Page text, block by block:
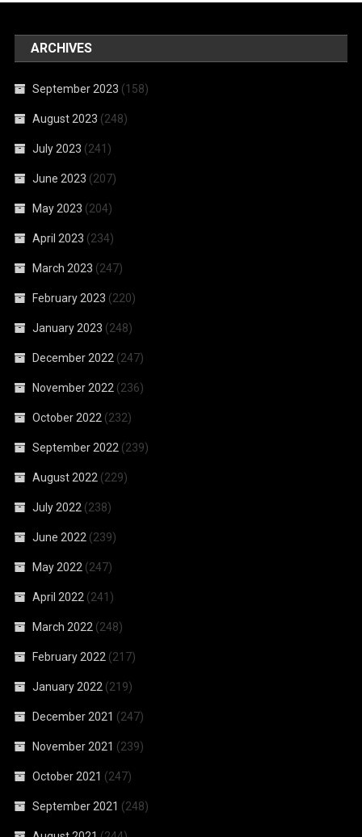
ARCHIVES
September 2023 (158)
August 2023 (248)
July 2023 (241)
June 2023 (207)
May 2023 (204)
April 2023 (234)
March 2023 (247)
February 2023 (220)
January 2023 (248)
December 2022 (247)
November 2022 (236)
October 2022 (232)
September 2022 (239)
August 2022 (229)
July 2022 (238)
June 2022 (239)
May 2022 (247)
April 2022 (241)
March 2022 (248)
February 2022 (217)
January 2022 (219)
December 2021 (247)
November 2021 (239)
October 2021 (247)
September 2021 (248)